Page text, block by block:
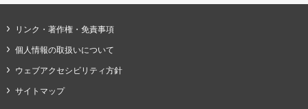
リンク・著作権・免責事項
個人情報の取扱いについて
ウェブアクセシビリティ方針
サイトマップ